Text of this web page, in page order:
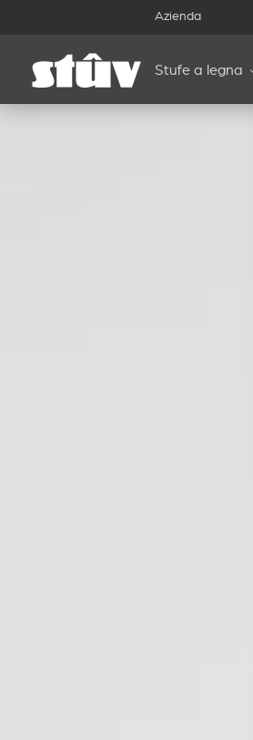
Azienda
Stufe a legna